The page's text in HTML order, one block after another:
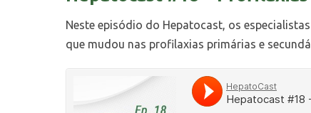
Neste episódio do Hepatocast, os
que mudou nas profilaxias primárias e